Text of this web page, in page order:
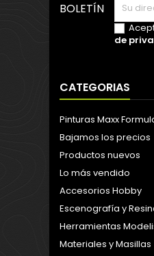
BOLETÍN
de
CATEGORIAS
Pinturas Maxx
Bajamos los precios
Productos nuevos
Lo más vendido
Accesorios Hobby
Escenografía y
Herramientas
Materiales y Masillas